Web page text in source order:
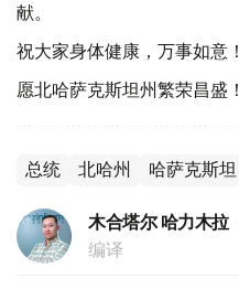
献。
祝大家身体健康，万事如意！
愿北哈萨克斯坦州繁荣昌盛！
总统 北哈州 哈萨克斯坦
木合塔尔 哈力木拉
编译